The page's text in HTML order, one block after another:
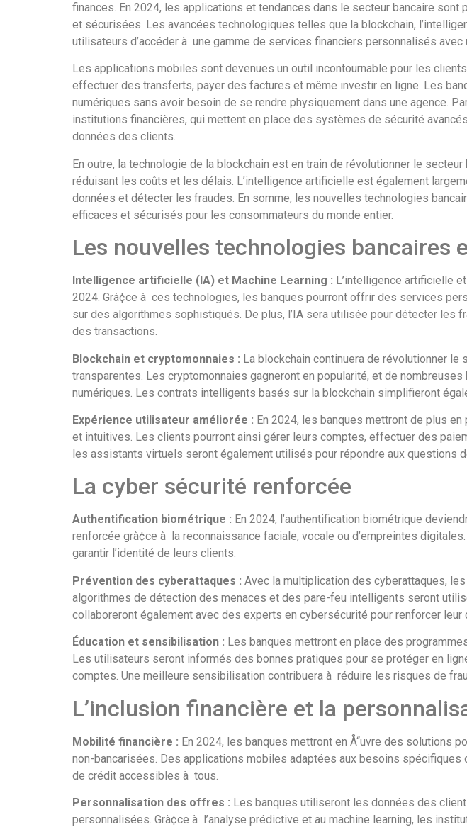
finances. En 2024, les applications et tendances dans le secteur bancaire
et sécurisées. Les avancées technologiques telles que la blockchain,
utilisateurs d’accéder à une gamme de services financiers personnalisés avec
Les applications mobiles sont devenues un outil incontournable pour les
effectuer des transferts, payer des factures et même investir en ligne. Les
numériques sans avoir besoin de se rendre physiquement dans une agence.
institutions financières, qui mettent en place des systèmes de sécurité
données des clients.
En outre, la technologie de la blockchain est en train de révolutionner le
réduisant les coûts et les délais. L’intelligence artificielle est également
données et détecter les fraudes. En somme, les nouvelles technologies
efficaces et sécurisés pour les consommateurs du monde entier.
Les nouvelles technologies bancaires
Intelligence artificielle (IA) et Machine Learning : L’intelligence artificielle
2024. Grà¢ce à ces technologies, les banques pourront offrir des services
sur des algorithmes sophistiqués. De plus, l’IA sera utilisée pour détecter
des transactions.
Blockchain et cryptomonnaies : La blockchain continuera de révolutionner
transparentes. Les cryptomonnaies gagneront en popularité, et de
numériques. Les contrats intelligents basés sur la blockchain simplifieront
Expérience utilisateur améliorée : En 2024, les banques mettront de plus
et intuitives. Les clients pourront ainsi gérer leurs comptes, effectuer des
les assistants virtuels seront également utilisés pour répondre aux questions
La cyber sécurité renforcée
Authentification biométrique : En 2024, l’authentification biométrique
renforcée grà¢ce à la reconnaissance faciale, vocale ou d’empreintes
garantir l’identité de leurs clients.
Prévention des cyberattaques : Avec la multiplication des cyberattaques,
algorithmes de détection des menaces et des pare-feu intelligents seront
collaboreront également avec des experts en cybersécurité pour renforcer leur
Éducation et sensibilisation : Les banques mettront en place des
Les utilisateurs seront informés des bonnes pratiques pour se protéger en
comptes. Une meilleure sensibilisation contribuera à réduire les risques de
L’inclusion financière et la
Mobilité financière : En 2024, les banques mettront en Å“uvre des solutions
non-bancarisées. Des applications mobiles adaptées aux besoins
de crédit accessibles à tous.
Personnalisation des offres : Les banques utiliseront les données des
personnalisées. Grà¢ce à l’analyse prédictive et au machine learning, les